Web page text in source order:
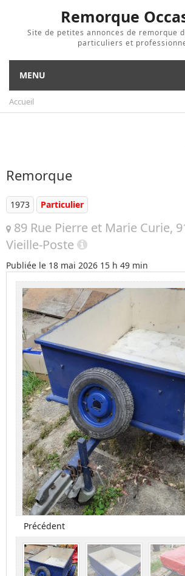
Remorque
Site de petites annonces de remorque
particuliers et
MENU
Accueil
Remorque
1973 Particulier
89 Rue Pierre et Marie Curie,
Vieille-Poste
Publiée le 18 mai 2026 15 h 49 min
Précédent